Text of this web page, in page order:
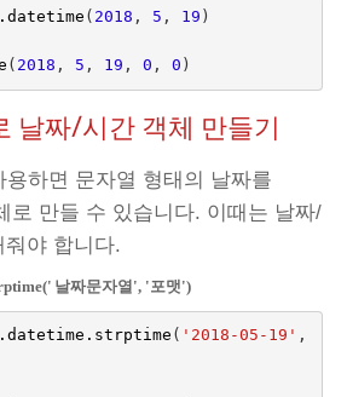
. datetime ( 2018 , 5 , 19 )
( 2018 , 5 , 19 , 0 , 0 )
날짜/시간 객체 만들기
용하면 문자열 형태의 날짜를
로 만들 수 있습니다. 이때는 날짜/
야 합니다.
날짜문자열', '포맷')
. datetime . strptime ( '2018-05-19' ,